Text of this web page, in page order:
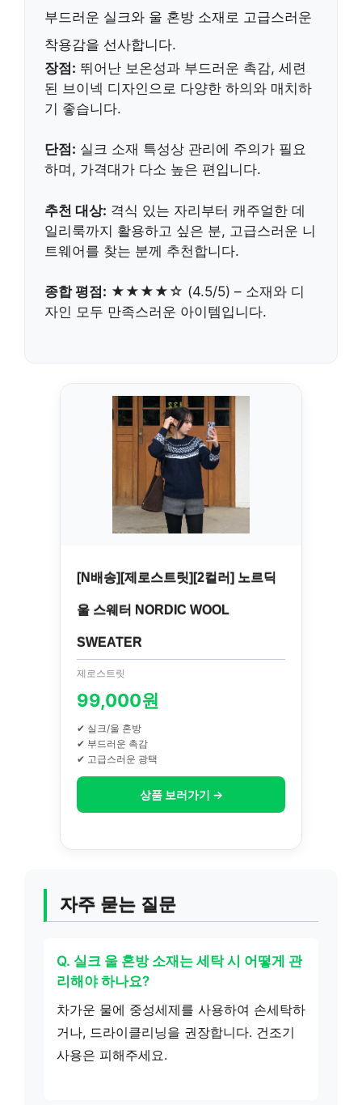
부드러운 실크와 울 혼방 소재로 고급스러운
착용감을 선사합니다.
장점: 뛰어난 보온성과 부드러운 촉감, 세련
된 브이넥 디자인으로 다양한 하의와 매치하
기 좋습니다.
단점: 실크 소재 특성상 관리에 주의가 필요
하며, 가격대가 다소 높은 편입니다.
추천 대상: 격식 있는 자리부터 캐주얼한 데
일리룩까지 활용하고 싶은 분, 고급스러운 니
트웨어를 찾는 분께 추천합니다.
종합 평점: ★★★★☆ (4.5/5) – 소재와 디
자인 모두 만족스러운 아이템입니다.
[N배송][제로스트릿][2컬러] 노르딕
울 스웨터 NORDIC WOOL
SWEATER
제로스트릿
99,000원
✔ 실크/울 혼방
✔ 부드러운 촉감
✔ 고급스러운 광택
상품 보러가기 →
자주 묻는 질문
Q. 실크 울 혼방 소재는 세탁 시 어떻게 관
리해야 하나요?
차가운 물에 중성세제를 사용하여 손세탁하
거나, 드라이클리닝을 권장합니다. 건조기
사용은 피해주세요.